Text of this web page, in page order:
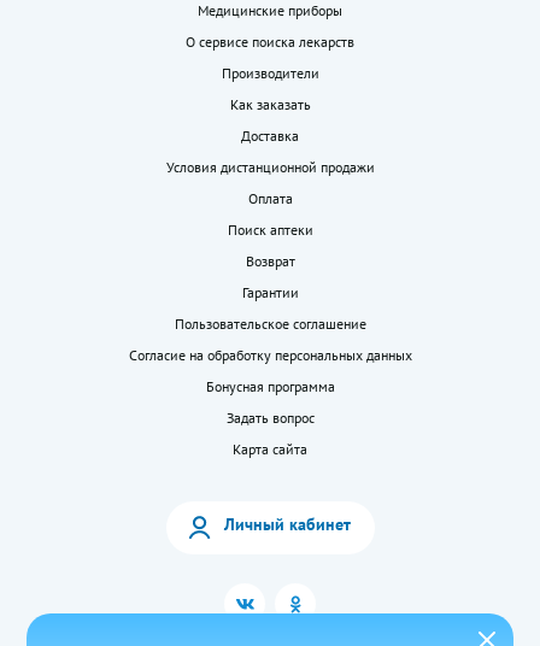
Медицинские приборы
О сервисе поиска лекарств
Производители
Как заказать
Доставка
Условия дистанционной продажи
Оплата
Поиск аптеки
Возврат
Гарантии
Пользовательское соглашение
Согласие на обработку персональных данных
Бонусная программа
Задать вопрос
Карта сайта
Личный кабинет